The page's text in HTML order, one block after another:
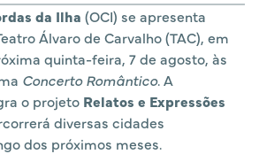
da Ilha (OCI) se apresenta
Álvaro de Carvalho (TAC), em
quinta-feira, 7 de agosto, às
Concerto Romântico. A
o projeto Relatos e Expressões
diversas cidades
dos próximos meses.